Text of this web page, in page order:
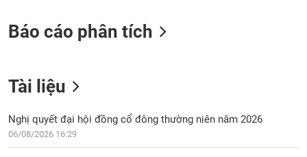
Báo cáo phân tích
Tài liệu
Nghị quyết đại hội đồng cổ đông thường niên năm 2026
06/08/2026 16:29